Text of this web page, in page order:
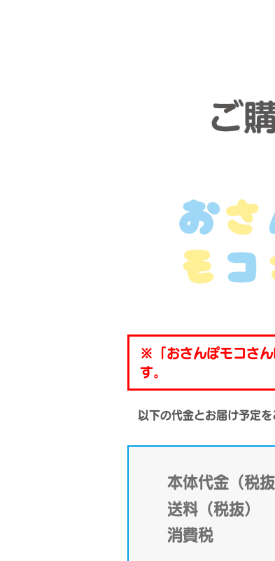
※「おさんぽモコさ
す。
以下の代金とお届け予定
本体代金（
送料（税
消費税